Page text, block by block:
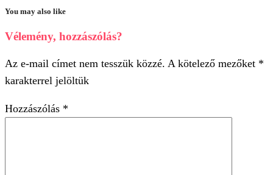
You may also like
Vélemény, hozzászólás?
Az e-mail címet nem tesszük közzé. A kötelező mezőket *
karakterrel jelöltük
Hozzászólás *